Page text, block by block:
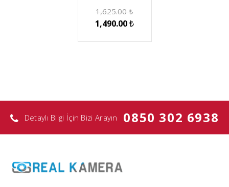
1,625.00₺
1,490.00₺
Detaylı Bilgi İçin Bizi Arayın 0850 302 6938